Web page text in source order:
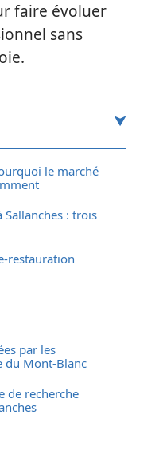
faire évoluer
sans
le marché
Sallanches : trois
restauration
par les
du Mont-Blanc
de recherche